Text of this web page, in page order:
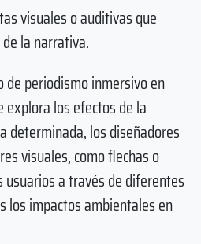
visuales o auditivas que
la narrativa.
de periodismo inmersivo en
los efectos de la
determinada, los diseñadores
visuales, como flechas o
a través de diferentes
los impactos ambientales en